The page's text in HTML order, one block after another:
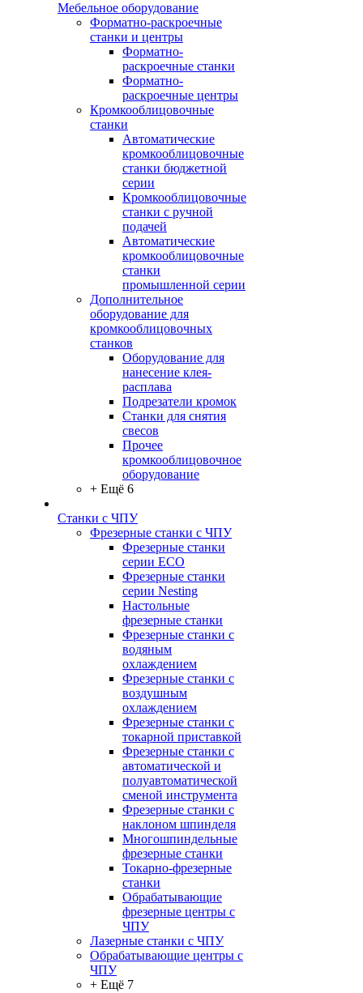
Мебельное оборудование
Форматно-раскроечные
станки и центры
Форматно-
раскроечные станки
Форматно-
раскроечные центры
Кромкооблицовочные
станки
Автоматические
кромкооблицовочные
станки бюджетной
серии
Кромкооблицовочные
станки с ручной
подачей
Автоматические
кромкооблицовочные
станки
промышленной серии
Дополнительное
оборудование для
кромкооблицовочных
станков
Оборудование для
нанесение клея-
расплава
Подрезатели кромок
Станки для снятия
свесов
Прочее
кромкооблицовочное
оборудование
+ Ещё 6
Станки с ЧПУ
Фрезерные станки с ЧПУ
Фрезерные станки
серии ECO
Фрезерные станки
серии Nesting
Настольные
фрезерные станки
Фрезерные станки с
водяным
охлаждением
Фрезерные станки с
воздушным
охлаждением
Фрезерные станки с
токарной приставкой
Фрезерные станки с
автоматической и
полуавтоматической
сменой инструмента
Фрезерные станки с
наклоном шпинделя
Многошпиндельные
фрезерные станки
Токарно-фрезерные
станки
Обрабатывающие
фрезерные центры с
ЧПУ
Лазерные станки с ЧПУ
Обрабатывающие центры с
ЧПУ
+ Ещё 7